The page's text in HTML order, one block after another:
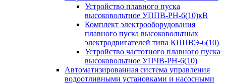
Устройство плавного пуска
высоковольтное УППВ-РН-6(10)кВ
Комплект электрооборудования
плавного пуска высоковольтных
электродвигателей типа КППВЭ-6(10)
Устройство частотного плавного пуска
высоковольтное УПЧВ-РН-6(10)
Автоматизированная система управления
водоотливными установками и насосными